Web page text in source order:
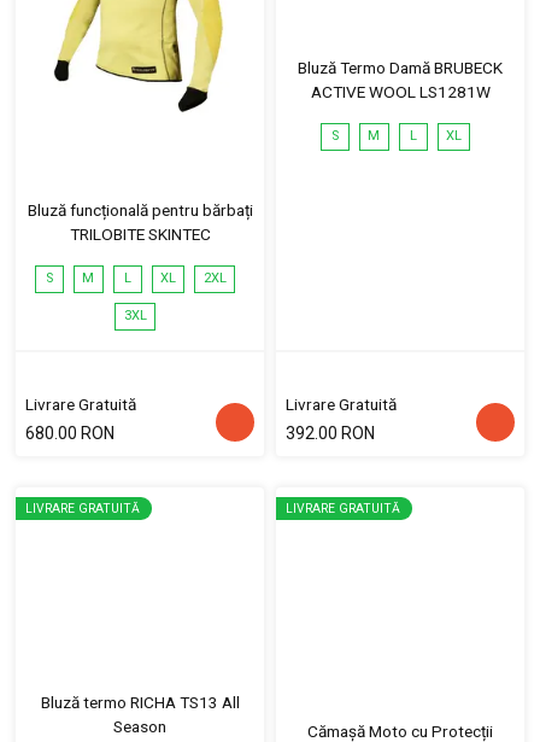
Bluză funcțională pentru bărbați
TRILOBITE SKINTEC
S M L XL 2XL
3XL
Livrare Gratuită
680.00 RON
Bluză Termo Damă BRUBECK
ACTIVE WOOL LS1281W
S M L XL
Livrare Gratuită
392.00 RON
LIVRARE GRATUITĂ
Bluză termo RICHA TS13 All
Season
LIVRARE GRATUITĂ
Cămașă Moto cu Protecții